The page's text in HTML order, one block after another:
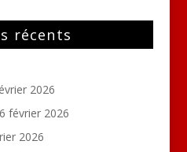
récents
2026
février 2026
2026